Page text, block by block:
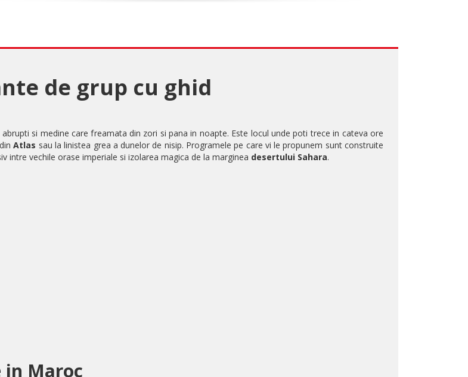
de grup cu ghid
si medine care freamata din zori si pana in noapte. Este locul unde poti trece in cateva ore
Atlas sau la linistea grea a dunelor de nisip. Programele pe care vi le propunem sunt construite
intre vechile orase imperiale si izolarea magica de la marginea desertului Sahara.
Maroc